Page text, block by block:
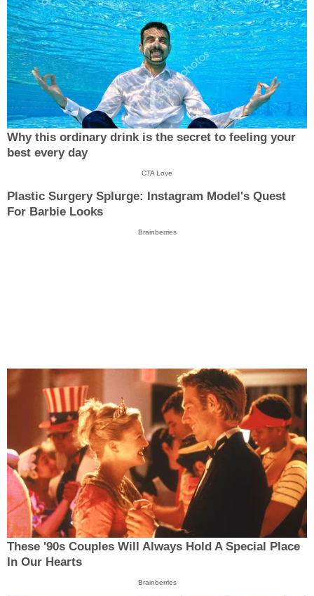
Why this ordinary drink is the secret to feeling your
best every day
CTA Love
Plastic Surgery Splurge: Instagram Model's Quest
For Barbie Looks
Brainberries
These '90s Couples Will Always Hold A Special Place
In Our Hearts
Brainberries